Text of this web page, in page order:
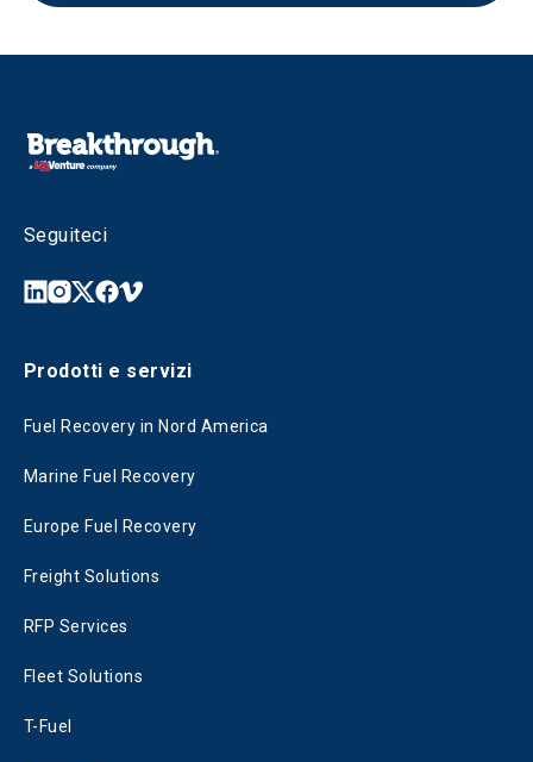
Seguiteci
Prodotti e servizi
Fuel Recovery in Nord America
Marine Fuel Recovery
Europe Fuel Recovery
Freight Solutions
RFP Services
Fleet Solutions
T-Fuel